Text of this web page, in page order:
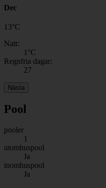
Dec
13°C
Natt:
1 °C
Regnfria dagar:
27
Nästa
Pool
pooler
1
utomhuspool
Ja
inomhuspool
Ja